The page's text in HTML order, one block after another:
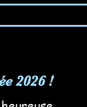
2026 !